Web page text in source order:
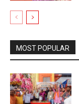
MOST POPULAR